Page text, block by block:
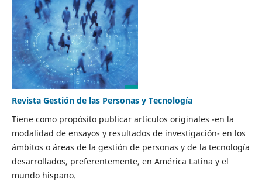
Revista Gestión de las Personas y Tecnología
Tiene como propósito publicar artículos originales -en la
modalidad de ensayos y resultados de investigación- en los
ámbitos o áreas de la gestión de personas y de la tecnología
desarrollados, preferentemente, en América Latina y el
mundo hispano.